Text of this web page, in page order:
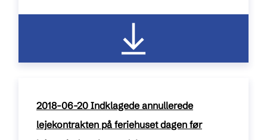
2018-06-20 Indklagede annullerede
lejekontrakten på feriehuset dagen før